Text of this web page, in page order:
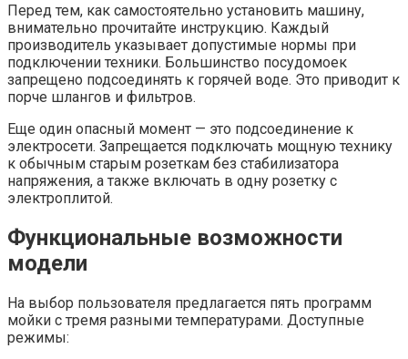
Перед тем, как самостоятельно установить машину,
внимательно прочитайте инструкцию. Каждый
производитель указывает допустимые нормы при
подключении техники. Большинство посудомоек
запрещено подсоединять к горячей воде. Это приводит к
порче шлангов и фильтров.
Еще один опасный момент — это подсоединение к
электросети. Запрещается подключать мощную технику
к обычным старым розеткам без стабилизатора
напряжения, а также включать в одну розетку с
электроплитой.
Функциональные возможности
модели
На выбор пользователя предлагается пять программ
мойки с тремя разными температурами. Доступные
режимы: